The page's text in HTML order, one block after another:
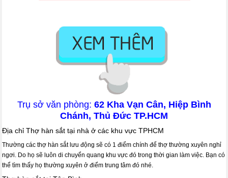
Trụ sở văn phòng: 62 Kha Vạn Cân, Hiệp Bình
Chánh, Thủ Đức TP.HCM
Địa chỉ Thợ hàn sắt tại nhà ở các khu vực TPHCM
Thường các thợ hàn sắt lưu động sẽ có 1 điểm chính để thợ thường xuyên nghỉ
ngơi. Do họ sẽ luôn di chuyển quang khu vực đó trong thời gian làm việc. Bạn có
thể tìm thấy họ thường xuyên ở điểm trung tâm đó nhé.